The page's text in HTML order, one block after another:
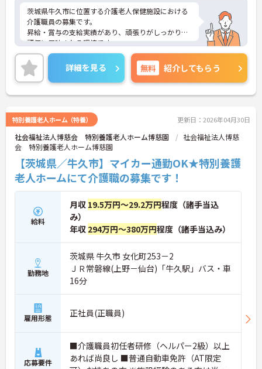
茨城県牛久市に位置する介護老人保健施設における
介護職員の募集です。
昇給・賞与の支給実績があり、頑張りがしっかりと
評価に反映される環境です。
年間休日118日もあり、プライベートを大切にしな
がらご勤務いただけます。
ご興味のある方には、面接対策ポイントなど、さら
に詳細をご案内しますのでお気軽にご相談くださ
い！
詳細を見る 無料 紹介してもらう
特別養護老人ホーム（特養） 更新日：2026年04月30日
社会福祉法人博慈会 特別養護老人ホーム博慈園
社会福祉法人博慈
会 特別養護老人ホーム博慈園
【茨城県／牛久市】マイカー通勤OK★特別養護
老人ホームにて介護職の募集です！
給料
月収 19.5万円～29.2万円程度（諸手当込
み）
年収 294万円～380万円程度（諸手当込み）
勤務地
茨城県 牛久市 女化町253－2
ＪＲ常磐線(上野－仙台)「牛久駅」バス・車
16分
雇用形態 正社員(正職員)
応募要件
■介護職員初任者研修（ヘルパー2級）以上
あれば尚良し ■普通自動車免許（AT限定